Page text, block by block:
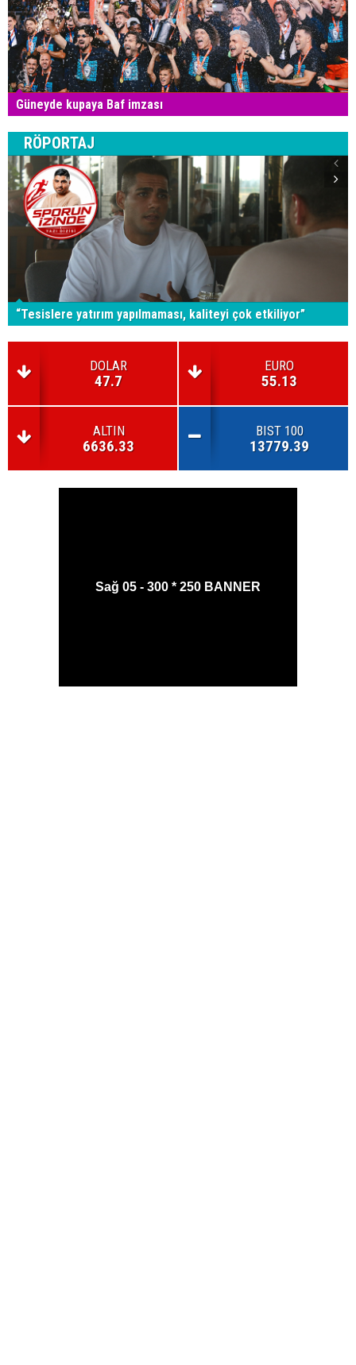
Güneyde kupaya Baf imzası
RÖPORTAJ
“Tesislere yatırım yapılmaması, kaliteyi çok etkiliyor”
DOLAR
47.7
EURO
55.13
ALTIN
6636.33
BIST 100
13779.39
Sağ 05 - 300 * 250 BANNER